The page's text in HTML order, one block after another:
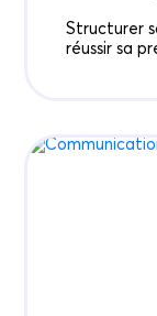
Structurer
réussir sa